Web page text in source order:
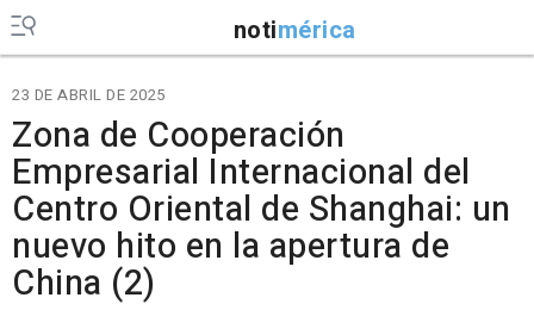
notimérica
23 DE ABRIL DE 2025
Zona de Cooperación
Empresarial Internacional del
Centro Oriental de Shanghai: un
nuevo hito en la apertura de
China (2)